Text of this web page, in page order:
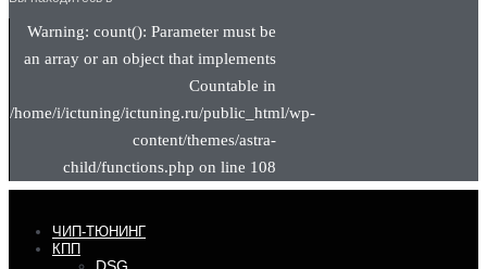
Warning: count(): Parameter must be
an array or an object that implements
Countable in
/home/i/ictuning/ictuning.ru/public_html/wp-
content/themes/astra-
child/functions.php on line 108
ЧИП-ТЮНИНГ
КПП